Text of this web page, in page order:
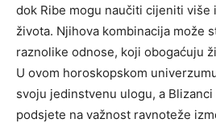
dok Ribe mogu naučiti cijeniti više
života. Njihova kombinacija može
raznolike odnose, koji obogaćuju
U ovom horoskopskom
svoju jedinstvenu ulogu, a Blizanci
podsjete na važnost ravnoteže